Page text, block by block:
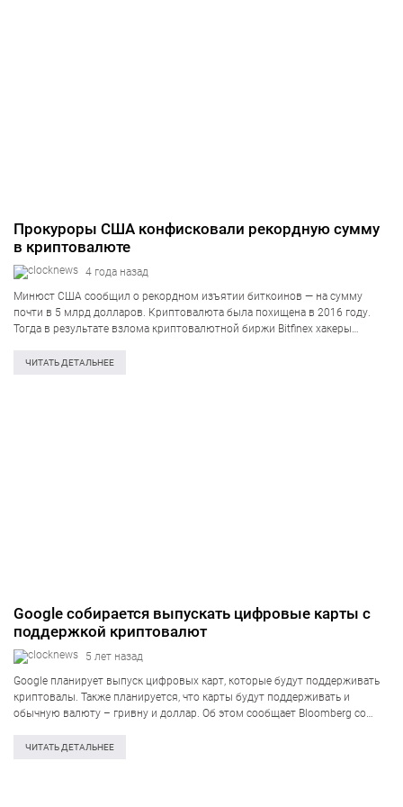
Прокуроры США конфисковали рекордную сумму
в криптовалюте
4 года назад
Минюст США сообщил о рекордном изъятии биткоинов — на сумму
почти в 5 млрд долларов. Криптовалюта была похищена в 2016 году.
Тогда в результате взлома криптовалютной биржи Bitfinex хакеры
сообщается…
ЧИТАТЬ ДЕТАЛЬНЕЕ
Google собирается выпускать цифровые карты с
поддержкой криптовалют
5 лет назад
Google планирует выпуск цифровых карт, которые будут поддерживать
криптовалы. Также планируется, что карты будут поддерживать и
обычную валюту – гривну и доллар. Об этом сообщает Bloomberg со
Компания Google решила запустить собственное блокчейн-направление,
ЧИТАТЬ ДЕТАЛЬНЕЕ